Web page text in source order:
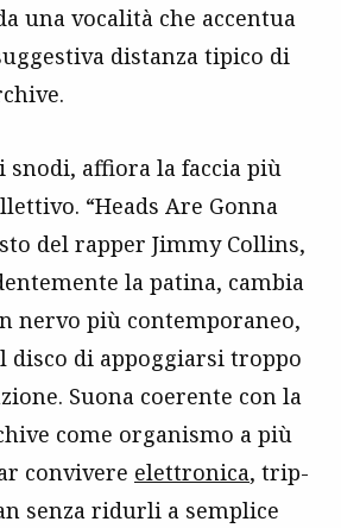
una vocalità che accentua
distanza tipico di
snodi, affiora la faccia più
“Heads Are Gonna
del rapper Jimmy Collins,
la patina, cambia
nervo più contemporaneo,
disco di appoggiarsi troppo
Suona coerente con la
come organismo a più
convivere elettronica, trip-
senza ridurli a semplice